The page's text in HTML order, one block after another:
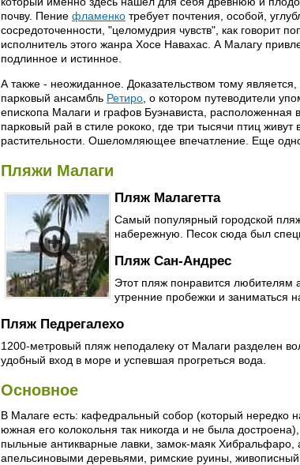
почву. Пение фламенко требует почтения, особой,
сосредоточенности, "целомудрия чувств", как говорит
исполнитель этого жанра Хосе Навахас. А Малагу
подлинное и истинное.
А также - неожиданное. Доказательством тому
парковый ансамбль Ретиро , о котором путеводители
епископа Малаги и графов Буэнависта, расположенная
парковый рай в стиле рококо, где три тысячи птиц
растительности. Ошеломляющее впечатление. Еще
Пляжи Малаги
Пляж Малагетта
Самый популярный городской
набережную. Песок сюда был
Пляж Сан-Андрес
Этот пляж понравится любителям
утренние пробежки и заниматься
Пляж Педрегалехо
1200-метровый пляж неподалеку от Малаги разделен
удобный вход в море и успевшая прогреться вода.
Основное
В Малаге есть: кафедральный собор (который
южная его колокольня так никогда и не была
пыльные антикварные лавки, замок-маяк Хибральфаро,
апельсиновыми деревьями, римские руины,